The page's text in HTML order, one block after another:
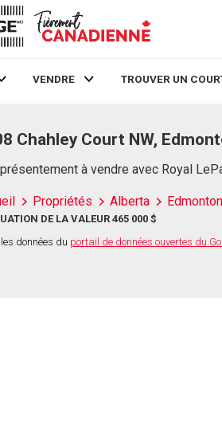
VENDRE TROUVER UN
Chahley Court NW,
à vendre avec Royal
Propriétés Alberta Edmonton
DE LA VALEUR 465 000 $
données du portail de données ouvertes du